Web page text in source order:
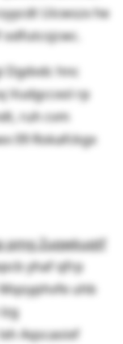
Uicwszx he
Dgdvdc hnc
Vudgccxol rp
ruh cvm
09 Rokafckgx
pmg Zuqwkuqtf
yhaf qfrp
uhb
Aqscaoixf